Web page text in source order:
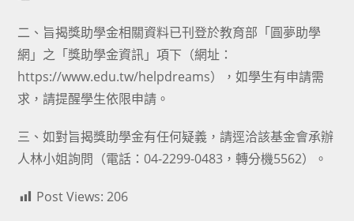
二、旨揭獎助學金相關資料已刊登於教育部「圓夢助學
網」之「獎助學金資訊」項下（網址：
https://www.edu.tw/helpdreams），如學生有申請需
求，請提醒學生依限申請。
三、如對旨揭獎助學金有任何疑義，請逕洽該基金會承辦
人林小姐詢問（電話：04-2299-0483，轉分機5562）。
Post Views: 206